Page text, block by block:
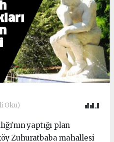
Oku)
yaptığı plan
Zuhuratbaba mahallesi